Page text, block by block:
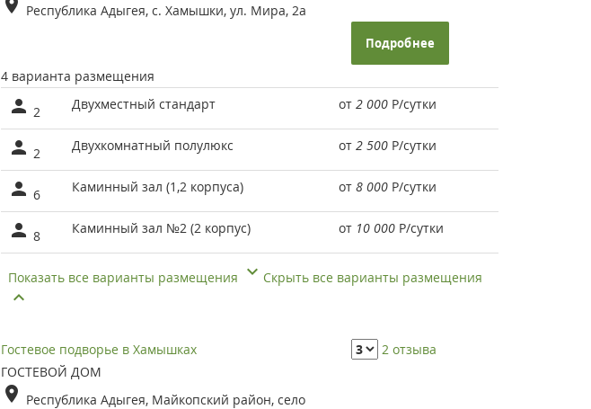
Республика Адыгея, с. Хамышки, ул. Мира, 2а
Подробнее
4 варианта размещения
2 Двухместный стандарт от 2 000 Р/сутки
2 Двухкомнатный полулюкс от 2 500 Р/сутки
6 Каминный зал (1,2 корпуса) от 8 000 Р/сутки
8 Каминный зал №2 (2 корпус) от 10 000 Р/сутки
Показать все варианты размещения Скрыть все варианты размещения
Гостевое подворье в Хамышках
ГОСТЕВОЙ ДОМ
Республика Адыгея, Майкопский район, село
2 отзыва